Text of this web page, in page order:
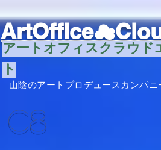
アートオフィスクラウド
ト
山陰のアートプロデュースカンパニ
​C8